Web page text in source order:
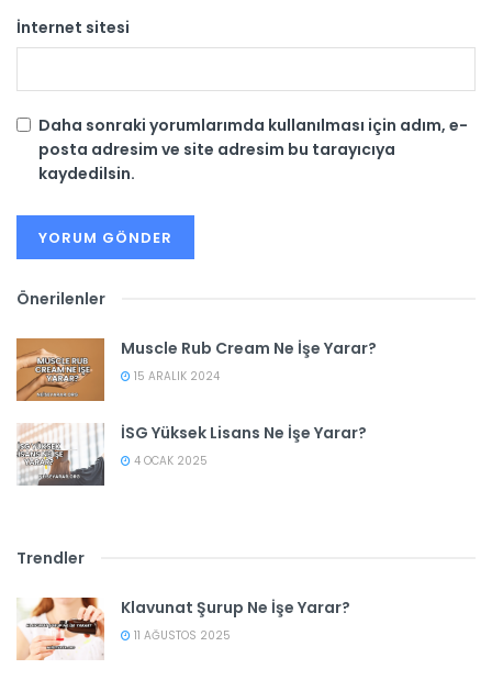
İnternet sitesi
Daha sonraki yorumlarımda kullanılması için adım, e-
posta adresim ve site adresim bu tarayıcıya
kaydedilsin.
Önerilenler
Muscle Rub Cream Ne İşe Yarar?
15 ARALIK 2024
İSG Yüksek Lisans Ne İşe Yarar?
4 OCAK 2025
Trendler
Klavunat Şurup Ne İşe Yarar?
11 AĞUSTOS 2025